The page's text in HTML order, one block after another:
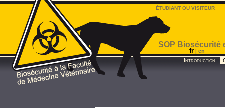
ÉTUDIANT OU VISITEUR
fr | en
SOP Biosécurité
Introduction